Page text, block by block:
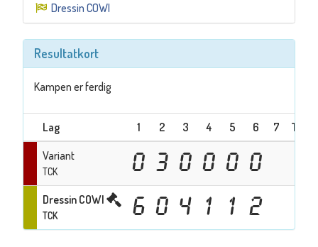
Dressin COWI
Resultatkort
Kampen er ferdig
Lag 1 2 3 4 5 6 7
Variant
TCK 0 3 0 0 0 0
Dressin COWI
TCK 6 0 4 1 1 2